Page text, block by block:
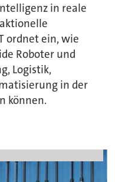
in reale
ordnet ein, wie
Roboter und
Logistik,
in der
können.